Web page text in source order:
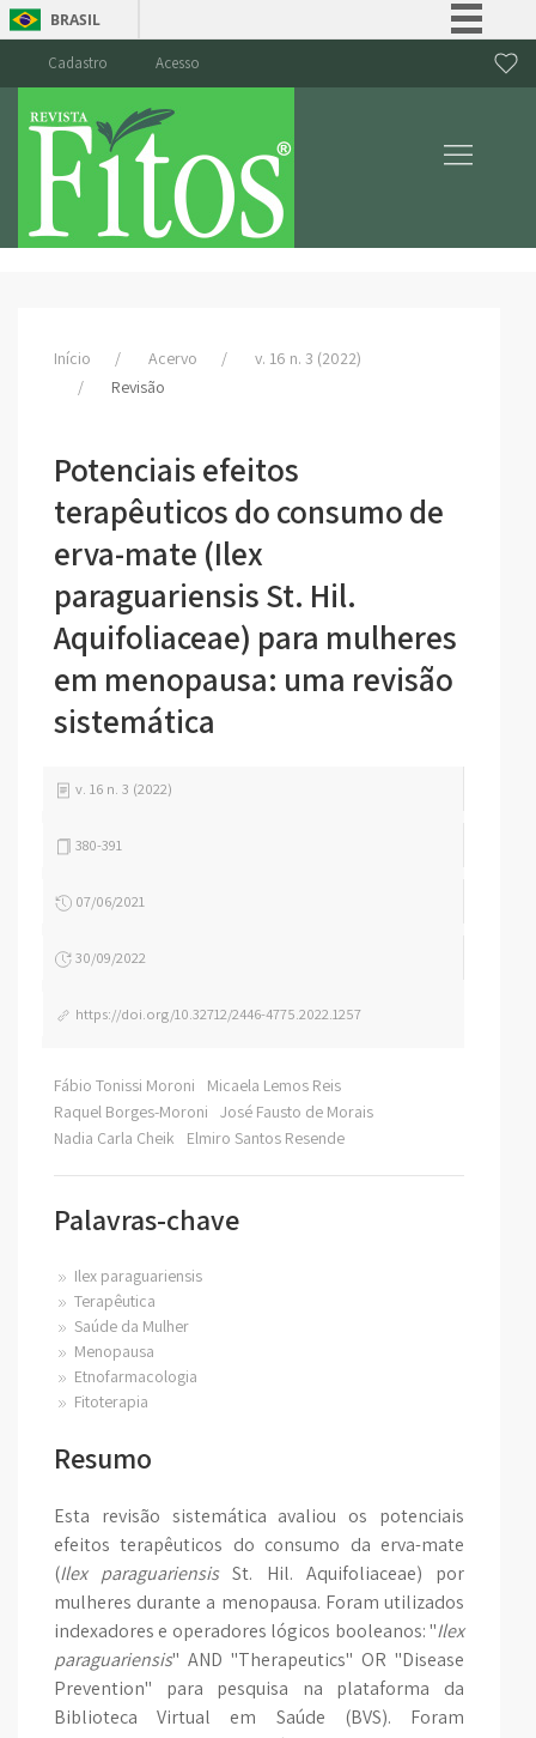
BRASIL
Canais
Cadastro Acesso
Início Acervo
v. 16 n. 3 (2022)
Revisão
Potenciais efeitos
terapêuticos do consumo de
erva-mate (Ilex
paraguariensis St. Hil.
Aquifoliaceae) para mulheres
em menopausa: uma revisão
sistemática
v. 16 n. 3 (2022)
380-391
07/06/2021
30/09/2022
https://doi.org/10.32712/2446-4775.2022.1257
Fábio Tonissi Moroni
Micaela Lemos Reis
Raquel Borges-Moroni
José Fausto de Morais
Nadia Carla Cheik
Elmiro Santos Resende
Palavras-chave
Ilex paraguariensis
Terapêutica
Saúde da Mulher
Menopausa
Etnofarmacologia
Fitoterapia
Resumo
Esta revisão sistemática avaliou os potenciais
efeitos terapêuticos do consumo da erva-mate
(Ilex paraguariensisSt. Hil. Aquifoliaceae) por
mulheres durante a menopausa. Foram utilizados
indexadores e operadores lógicos booleanos: "Ilex
paraguariensis" AND "Therapeutics" OR "Disease
Prevention" para pesquisa na plataforma da
Biblioteca Virtual em Saúde (BVS). Foram